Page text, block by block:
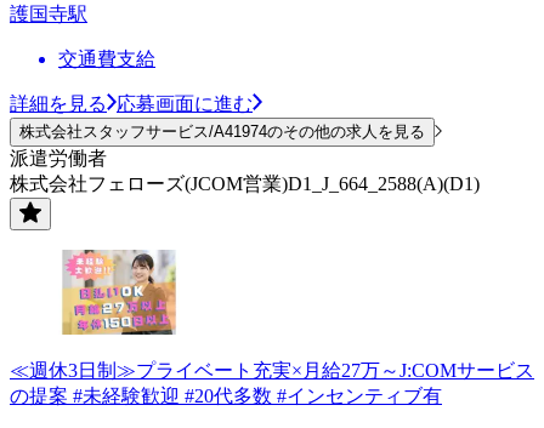
護国寺駅
交通費支給
詳細を見る 応募画面に進む
株式会社スタッフサービス/A41974のその他の求人を見る
派遣労働者
株式会社フェローズ(JCOM営業)D1_J_664_2588(A)(D1)
≪週休3日制≫プライベート充実×月給27万～J:COMサービス
の提案 #未経験歓迎 #20代多数 #インセンティブ有